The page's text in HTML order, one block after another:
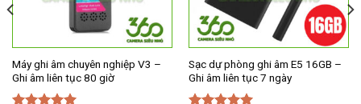
Máy ghi âm chuyên nghiệp V3 –
Ghi âm liên tục 80 giờ
Sạc dự phòng ghi âm E5 16GB –
Ghi âm liên tục 7 ngày